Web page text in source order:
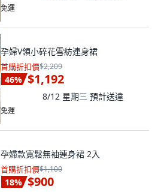
免運
孕婦V領小碎花雪紡連身裙
首購折扣價$2,209
46% $1,192
8/12 星期三 預計送達
免運
孕婦款寬鬆無袖連身裙 2入
首購折扣價$1,100
18% $900